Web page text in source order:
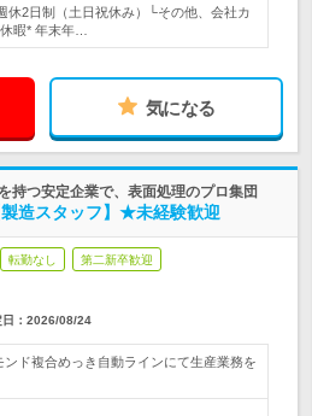
休2日制（土日祝休み）└その他、会社カ
暇* 年末年…
気になる
持つ安定企業で、表面処理のプロ集団
造スタッフ】★未経験歓迎
転勤なし 第二新卒歓迎
： 2026/08/24
ンド複合めっき自動ラインにて生産業務を